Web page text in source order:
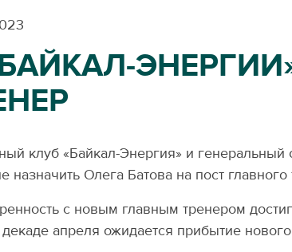
клуб «Байкал-Энергия» и
назначить Олега Батова на пост
с новым главным тренером
апреля ожидается прибытие